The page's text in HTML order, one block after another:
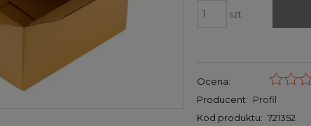
szt.
Ocena:
Producent: Profil
Kod produktu: 721352